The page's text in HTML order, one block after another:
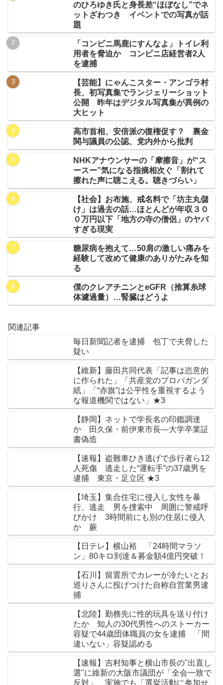
のひろゆき氏と身長差“ほぼなし”でネ
ットざわつき イベントでの写真が話
題
「コンビニ馬鹿にすんなよ」トイレ利
用者を脅迫か コンビニ店経営者2人
を逮捕
【芸能】にゃんこスター・アンゴラ村
長、初写真集でランジェリーショット
公開 昨年はデジタル写真集が異例の
大ヒット
高市首相、安倍派の復権促す？ 裏金
関与議員の公認、党内外から批判
NHKアナウンサーの「摩擦音」が“ス
ースー”気になる指摘相次ぐ「割れて
擦れた声に聴こえる。聴きづらい」
【社会】お布施、戒名料で「坊主丸儲
け」は過去の話…ほとんどが年収３０
０万円以下「地方の寺の僧侶」のヤバ
すぎる現実
糖尿病を抱えて…50肩の激しい痛みを
経験して改めて健康のありがたみを知
る
僕のクレアチニンとeGFR（推算糸球
体濾過量）…腎臓はどうよ
関連記事
毎日新聞記者を逮捕 包丁で夫脅した
疑い
【維新】藤田共同代表「記事は恣意的
に作られた」「共産党のプロパガンダ
紙」「“赤旗”は公平性を重視するよう
な報道機関ではない」★3
【静岡】ネットで学長名の印鑑調達
か 田久保・前伊東市長―大学卒業証
書偽造
【速報】盗難車ひき逃げで歩行者ら12
人死傷 逃走した“運転手”の37歳男を
逮捕 東京・足立区 ★3
【埼玉】集合住宅に侵入し女性を暴
行、逃走 男を捜索中 周囲に警戒呼
びかけ 3時間前にも別の住居に侵入
か 蕨
【日テレ】横山裕 「24時間マラソ
ン」80キロ到達＆募金額4億円突破！
【石川】留置所でカレーが冷たいとお
巡りさんに投げつけた自称自営業男逮
捕
【北陸】勤務先に性的玩具を送り付け
たか 知人の30代男性へのストーカー
容疑で44歳団体職員の女を逮捕 「間
違いない」容疑認める
【速報】吉村知事と横山市長の"出直し
選"に維新の大阪市議団が「全会一致で
反対」 実施でも「選挙活動に参加せ